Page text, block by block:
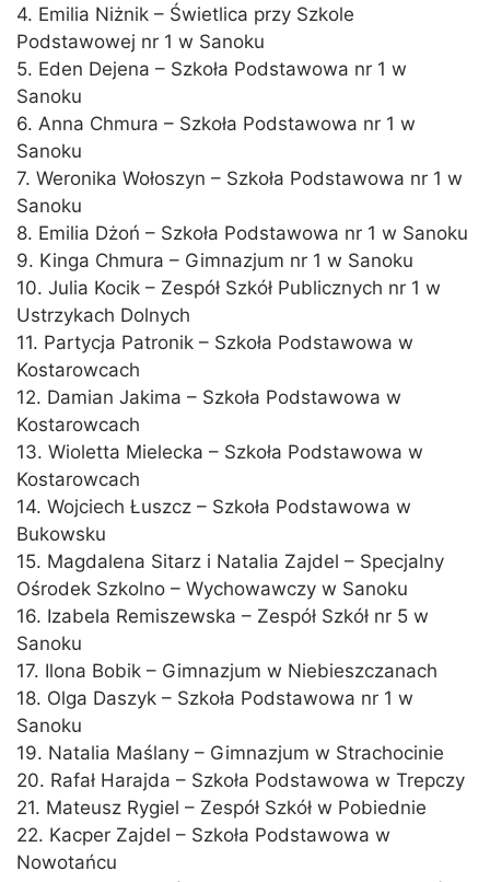
4. Emilia Niżnik – Świetlica przy Szkole
Podstawowej nr 1 w Sanoku
5. Eden Dejena – Szkoła Podstawowa nr 1 w
Sanoku
6. Anna Chmura – Szkoła Podstawowa nr 1 w
Sanoku
7. Weronika Wołoszyn – Szkoła Podstawowa nr 1 w
Sanoku
8. Emilia Dżoń – Szkoła Podstawowa nr 1 w Sanoku
9. Kinga Chmura – Gimnazjum nr 1 w Sanoku
10. Julia Kocik – Zespół Szkół Publicznych nr 1 w
Ustrzykach Dolnych
11. Partycja Patronik – Szkoła Podstawowa w
Kostarowcach
12. Damian Jakima – Szkoła Podstawowa w
Kostarowcach
13. Wioletta Mielecka – Szkoła Podstawowa w
Kostarowcach
14. Wojciech Łuszcz – Szkoła Podstawowa w
Bukowsku
15. Magdalena Sitarz i Natalia Zajdel – Specjalny
Ośrodek Szkolno – Wychowawczy w Sanoku
16. Izabela Remiszewska – Zespół Szkół nr 5 w
Sanoku
17. Ilona Bobik – Gimnazjum w Niebieszczanach
18. Olga Daszyk – Szkoła Podstawowa nr 1 w
Sanoku
19. Natalia Maślany – Gimnazjum w Strachocinie
20. Rafał Harajda – Szkoła Podstawowa w Trepczy
21. Mateusz Rygiel – Zespół Szkół w Pobiednie
22. Kacper Zajdel – Szkoła Podstawowa w
Nowotańcu